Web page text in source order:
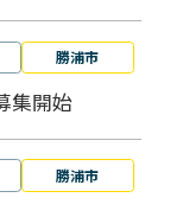
勝浦市
集開始
勝浦市